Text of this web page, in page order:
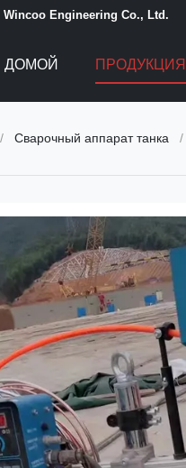
Wincoo Engineering Co., Ltd.
ДОМОЙ ПРОДУКЦИЯ
/ Сварочный аппарат танка /